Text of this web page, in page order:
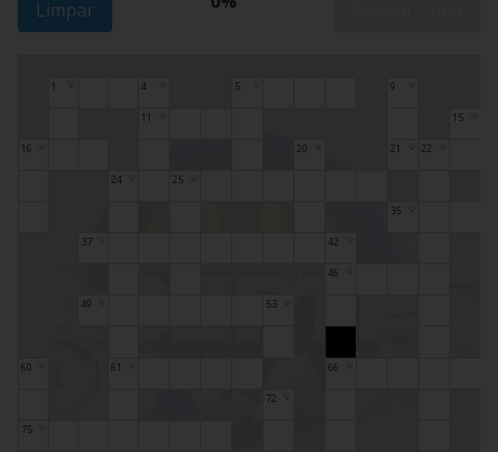
Limpar
1 4 5 9
11 15
16 20 21 22
24 25
35
37 42
46
49 53
60 61 66
72
75